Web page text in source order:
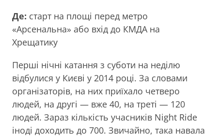
Де: старт на площі перед метро
«Арсенальна» або вхід до КМДА на
Хрещатику
Перші нічні катання з суботи на неділю
відбулися у Києві у 2014 році. За словами
організаторів, на них приїхало четверо
людей, на другі — вже 40, на треті — 120
людей. Зараз кількість учасників Night Ride
іноді доходить до 700. Звичайно, така навала